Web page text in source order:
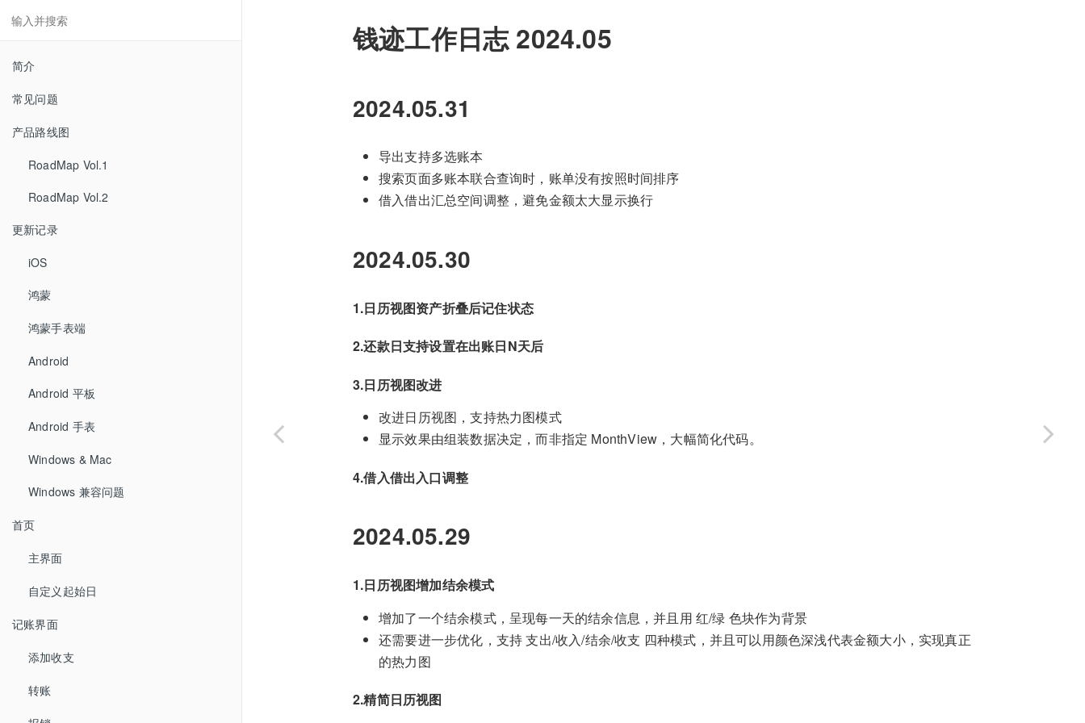
简介
常见问题
产品路线图
RoadMap Vol.1
RoadMap Vol.2
更新记录
iOS
鸿蒙
鸿蒙手表端
Android
Android 平板
Android 手表
Windows & Mac
Windows 兼容问题
首页
主界面
自定义起始日
记账界面
添加收支
转账
钱迹工作日志 2024.05
2024.05.31
导出支持多选账本
搜索页面多账本联合查询时，账单没有按照时间排序
借入借出汇总空间调整，避免金额太大显示换行
2024.05.30
1.日历视图资产折叠后记住状态
2.还款日支持设置在出账日N天后
3.日历视图改进
改进日历视图，支持热力图模式
显示效果由组装数据决定，而非指定 MonthView，大幅简化代码。
4.借入借出入口调整
2024.05.29
1.日历视图增加结余模式
增加了一个结余模式，呈现每一天的结余信息，并且用 红/绿 色块作为背景
还需要进一步优化，支持 支出/收入/结余/收支 四种模式，并且可以用颜色深浅代表金额大小，实现真正
的热力图
2.精简日历视图